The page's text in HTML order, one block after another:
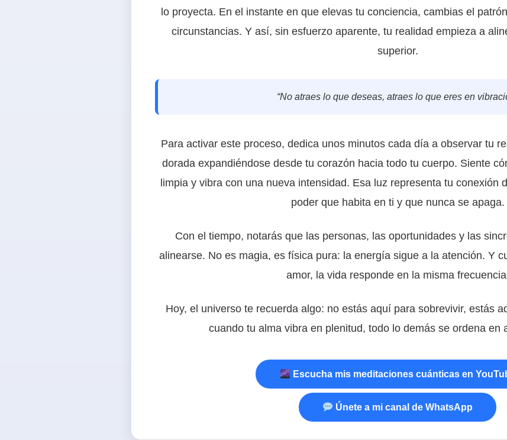
lo proyecta. En el instante en que elevas tu conciencia, cambias el
circunstancias. Y así, sin esfuerzo aparente, tu realidad empieza a
superior.
“No atraes lo que deseas, atraes lo que eres en
Para activar este proceso, dedica unos minutos cada día a observar tu
dorada expandiéndose desde tu corazón hacia todo tu cuerpo. Siente
limpia y vibra con una nueva intensidad. Esa luz representa tu conexión
poder que habita en ti y que nunca se apaga.
Con el tiempo, notarás que las personas, las oportunidades y las
alinearse. No es magia, es física pura: la energía sigue a la atención. Y
amor, la vida responde en la misma
Hoy, el universo te recuerda algo: no estás aquí para sobrevivir, estás
cuando tu alma vibra en plenitud, todo lo demás se ordena en
Escucha mis meditaciones cuánticas en
Únete a mi canal de WhatsApp